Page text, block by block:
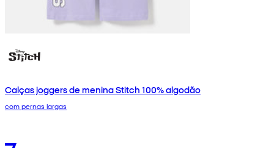
Calças joggers de menina Stitch 100% algodão
com pernas largas